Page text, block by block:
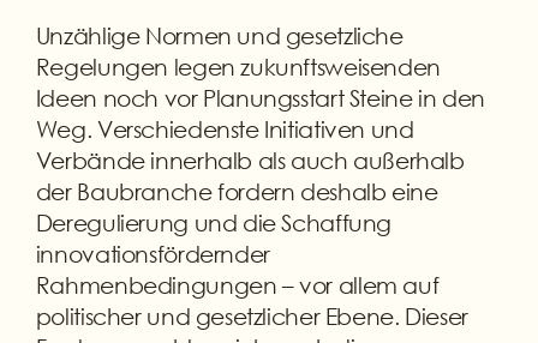
Unzählige Normen und gesetzliche
Regelungen legen zukunftsweisenden
Ideen noch vor Planungsstart Steine in den
Weg. Verschiedenste Initiativen und
Verbände innerhalb als auch außerhalb
der Baubranche fordern deshalb eine
Deregulierung und die Schaffung
innovationsfördernder
Rahmenbedingungen – vor allem auf
politischer und gesetzlicher Ebene. Dieser